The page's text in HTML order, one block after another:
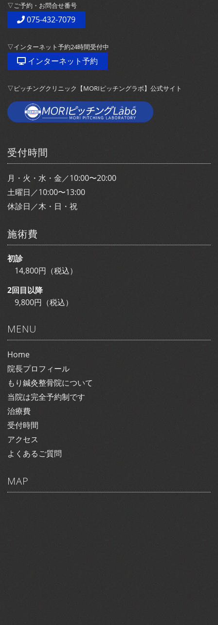
▽ご予約・お問合せ番号
075-432-7079
▽インターネット予約24時間受付中
インターネット予約
▽ピッチングクリニック【MORIピッチングラボ】公式サイト
受付時間
月・火・水・金／10:00〜20:00
土曜日／10:00〜13:00
休診日／木・日・祝
施術費
初診
14,800円（税込）
2回目以降
9,800円（税込）
MENU
Home
院長プロフィール
もり鍼灸整骨院について
当院は完全予約制です
治療費
受付時間
アクセス
よくあるご質問
MAP